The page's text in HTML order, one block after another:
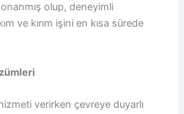
olup, deneyimli
ve kırım işini en kısa sürede
verirken çevreye duyarlı